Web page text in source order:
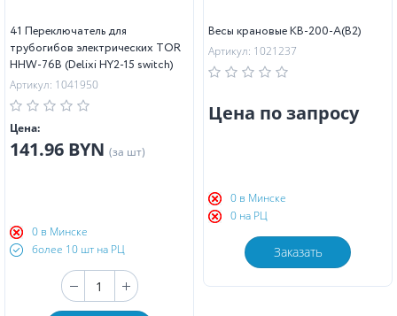
41 Переключатель для
трубогибов электрических TOR
HHW-76B (Delixi HY2-15 switch)
Артикул: 1041950
Цена:
141.96 BYN (за шт)
0 в Минске
более 10 шт на РЦ
Весы крановые КВ-200-А(В2)
Артикул: 1021237
Цена по запросу
0 в Минске
0 на РЦ
Заказать